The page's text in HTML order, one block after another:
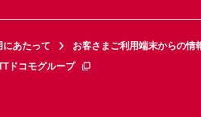
にあたって お客さまご利用端末からの情
ドコモグループ